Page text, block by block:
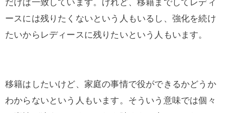
ースには残りたくないという人もいるし、強化を続け
たいからレディースに残りたいという人もいます。
移籍はしたいけど、家庭の事情で役ができるかどうか
わからないという人もいます。そういう意味では個々